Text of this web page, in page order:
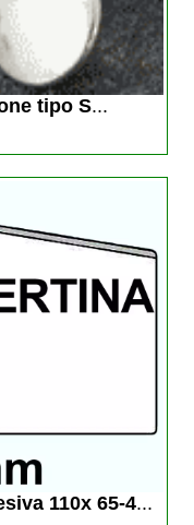
tipo S...
110x 65-4...